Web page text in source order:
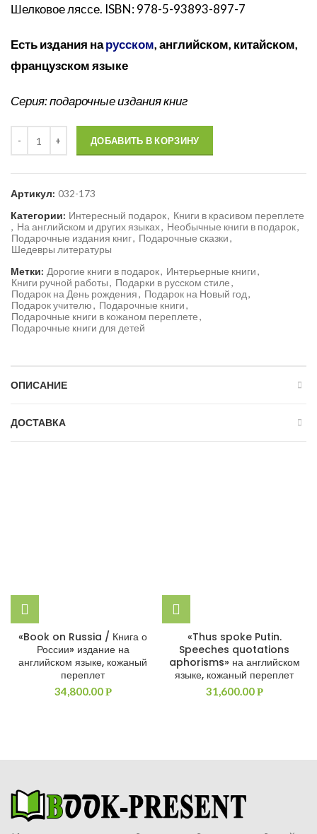
Шелковое ляссе. ISBN: 978-5-93893-897-7
Есть издания нарусском, английском, китайском,
французском языке
Серия: подарочные издания книг
ДОБАВИТЬ В КОРЗИНУ
Артикул: 032-173
Категории: Интересный подарок, Книги в красивом переплете
, На английском и других языках, Необычные книги в подарок,
Подарочные издания книг, Подарочные сказки,
Шедевры литературы
Метки: Дорогие книги в подарок, Интерьерные книги,
Книги ручной работы, Подарки в русском стиле,
Подарок на День рождения, Подарок на Новый год,
Подарок учителю, Подарочные книги,
Подарочные книги в кожаном переплете,
Подарочные книги для детей
ОПИСАНИЕ
ДОСТАВКА
«Book on Russia / Книга о
России» издание на
английском языке, кожаный
переплет
34,800.00Р
«Thus spoke Putin.
Speeches quotations
aphorisms» на английском
языке, кожаный переплет
31,600.00Р